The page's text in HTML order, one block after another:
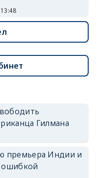
Гилмана
премьера Индии и
ошибкой